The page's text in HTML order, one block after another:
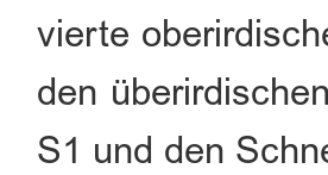
vierte
den
S1 und den